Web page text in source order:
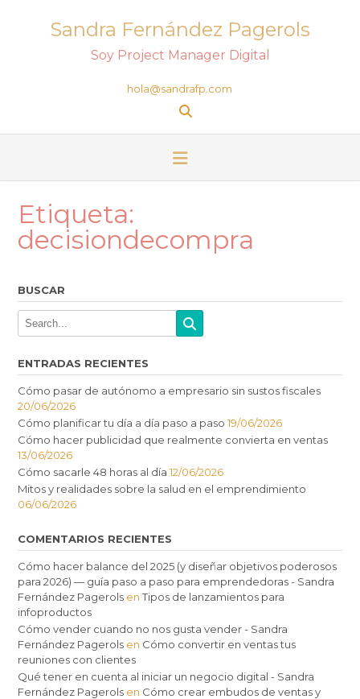
Sandra Fernández Pagerols
Soy Project Manager Digital
hola@sandrafp.com
Etiqueta:
decisiondecompra
BUSCAR
ENTRADAS RECIENTES
Cómo pasar de autónomo a empresario sin sustos fiscales
20/06/2026
Cómo planificar tu día a día paso a paso 19/06/2026
Cómo hacer publicidad que realmente convierta en ventas
13/06/2026
Cómo sacarle 48 horas al día 12/06/2026
Mitos y realidades sobre la salud en el emprendimiento
06/06/2026
COMENTARIOS RECIENTES
Cómo hacer balance del 2025 (y diseñar objetivos poderosos
para 2026) — guía paso a paso para emprendedoras - Sandra
Fernández Pagerols enTipos de lanzamientos para
infoproductos
Cómo vender cuando no nos gusta vender - Sandra
Fernández Pagerols en Cómo convertir en ventas tus
reuniones con clientes
Qué tener en cuenta al iniciar un negocio digital - Sandra
Fernández Pagerols en Cómo crear embudos de ventas y